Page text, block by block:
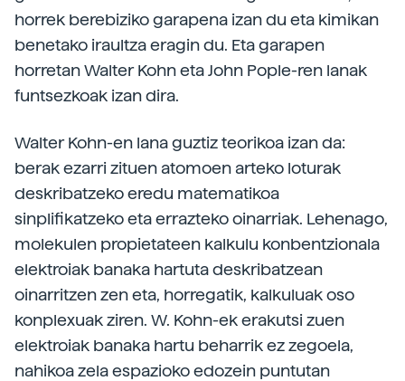
horrek berebiziko garapena izan du eta kimikan
benetako iraultza eragin du. Eta garapen
horretan Walter Kohn eta John Pople-ren lanak
funtsezkoak izan dira.
Walter Kohn-en lana guztiz teorikoa izan da:
berak ezarri zituen atomoen arteko loturak
deskribatzeko eredu matematikoa
sinplifikatzeko eta errazteko oinarriak. Lehenago,
molekulen propietateen kalkulu konbentzionala
elektroiak banaka hartuta deskribatzean
oinarritzen zen eta, horregatik, kalkuluak oso
konplexuak ziren. W. Kohn-ek erakutsi zuen
elektroiak banaka hartu beharrik ez zegoela,
nahikoa zela espazioko edozein puntutan